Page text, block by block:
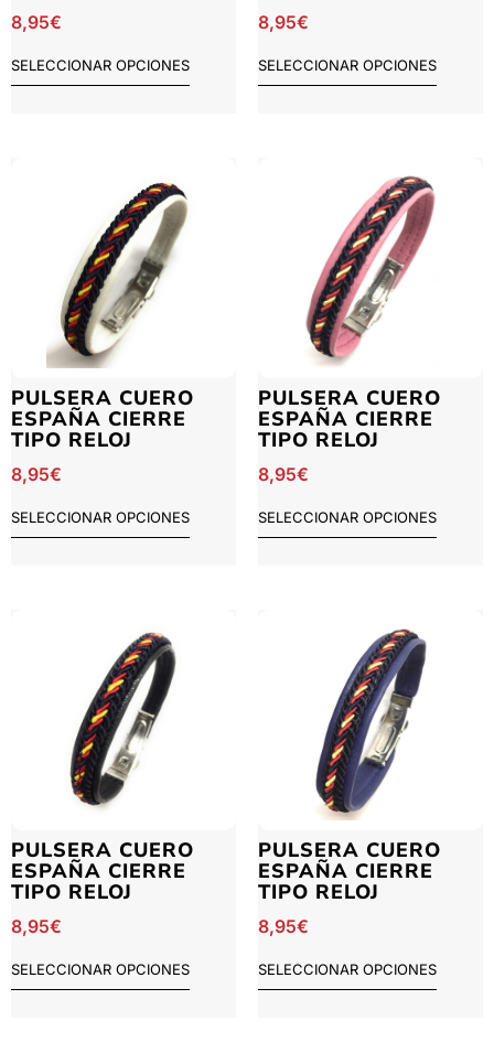
8,95€
SELECCIONAR OPCIONES
8,95€
SELECCIONAR OPCIONES
PULSERA CUERO
ESPAÑA CIERRE
TIPO RELOJ
8,95€
SELECCIONAR OPCIONES
PULSERA CUERO
ESPAÑA CIERRE
TIPO RELOJ
8,95€
SELECCIONAR OPCIONES
PULSERA CUERO
ESPAÑA CIERRE
TIPO RELOJ
8,95€
SELECCIONAR OPCIONES
PULSERA CUERO
ESPAÑA CIERRE
TIPO RELOJ
8,95€
SELECCIONAR OPCIONES